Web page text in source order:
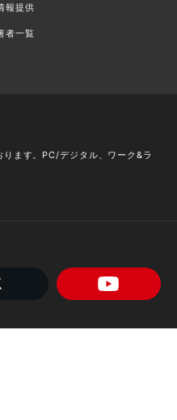
報提供
者一覧
ます。PC/デジタル、ワーク&ラ